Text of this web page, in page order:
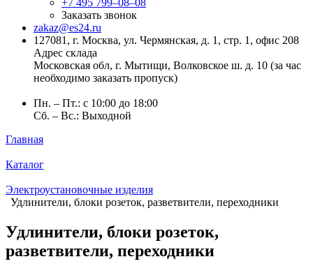
+7 495 799–08–08
Заказать звонок
zakaz@es24.ru
127081, г. Москва, ул. Чермянская, д. 1, стр. 1, офис 208
Адрес склада
Московская обл, г. Мытищи, Волковское ш. д. 10 (за час
необходимо заказать пропуск)
Пн. – Пт.: с 10:00 до 18:00
Сб. – Вс.: Выходной
Главная
Каталог
Электроустановочные изделия
Удлинители, блоки розеток, разветвители, переходники
Удлинители, блоки розеток,
разветвители, переходники